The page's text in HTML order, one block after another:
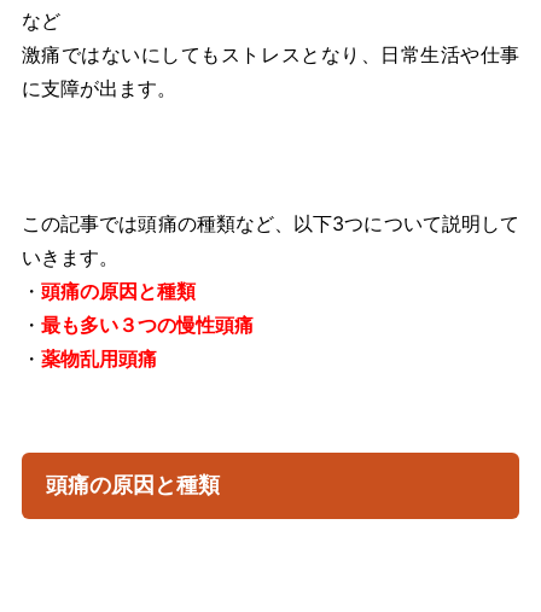
など
激痛ではないにしてもストレスとなり、日常生活や仕事
に支障が出ます。
この記事では頭痛の種類など、以下3つについて説明して
いきます。
・ 頭痛の原因と種類
・ 最も多い３つの慢性頭痛
・ 薬物乱用頭痛
頭痛の原因と種類